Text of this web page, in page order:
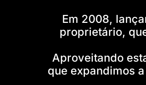
Em 2008,
proprietário,
Aproveitando
que expandimos